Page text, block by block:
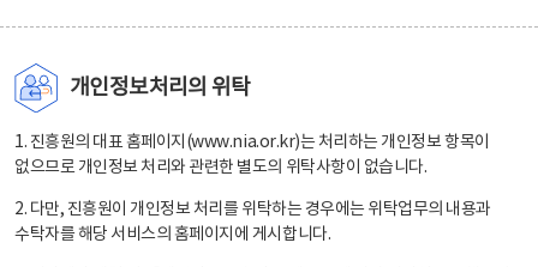
개인정보처리의 위탁
1. 진흥원의 대표 홈페이지(www.nia.or.kr)는 처리하는 개인정보 항목이
없으므로 개인정보 처리와 관련한 별도의 위탁사항이 없습니다.
2. 다만, 진흥원이 개인정보 처리를 위탁하는 경우에는 위탁업무의 내용과
수탁자를 해당 서비스의 홈페이지에 게시합니다.